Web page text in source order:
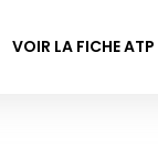
VOIR LA FICHE ATP